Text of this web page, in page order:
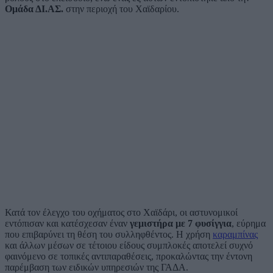
Ομάδα ΔΙ.ΑΣ. στην περιοχή του Χαϊδαρίου.
Κατά τον έλεγχο του οχήματος στο Χαϊδάρι, οι αστυνομικοί
εντόπισαν και κατέσχεσαν έναν γεμιστήρα με 7 φυσίγγια, εύρημα
που επιβαρύνει τη θέση του συλληφθέντος. Η χρήση καραμπίνας
και άλλων μέσων σε τέτοιου είδους συμπλοκές αποτελεί συχνό
φαινόμενο σε τοπικές αντιπαραθέσεις, προκαλώντας την έντονη
παρέμβαση των ειδικών υπηρεσιών της ΓΑΔΑ.